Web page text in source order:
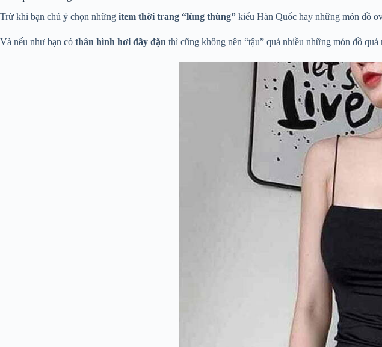
Trừ khi bạn chủ ý chọn những item thời trang “lùng thùng” kiểu Hàn Quốc hay những món đồ
Và nếu như bạn có thân hình hơi đầy đặn thì cũng không nên “tậu” quá nhiều những món đồ